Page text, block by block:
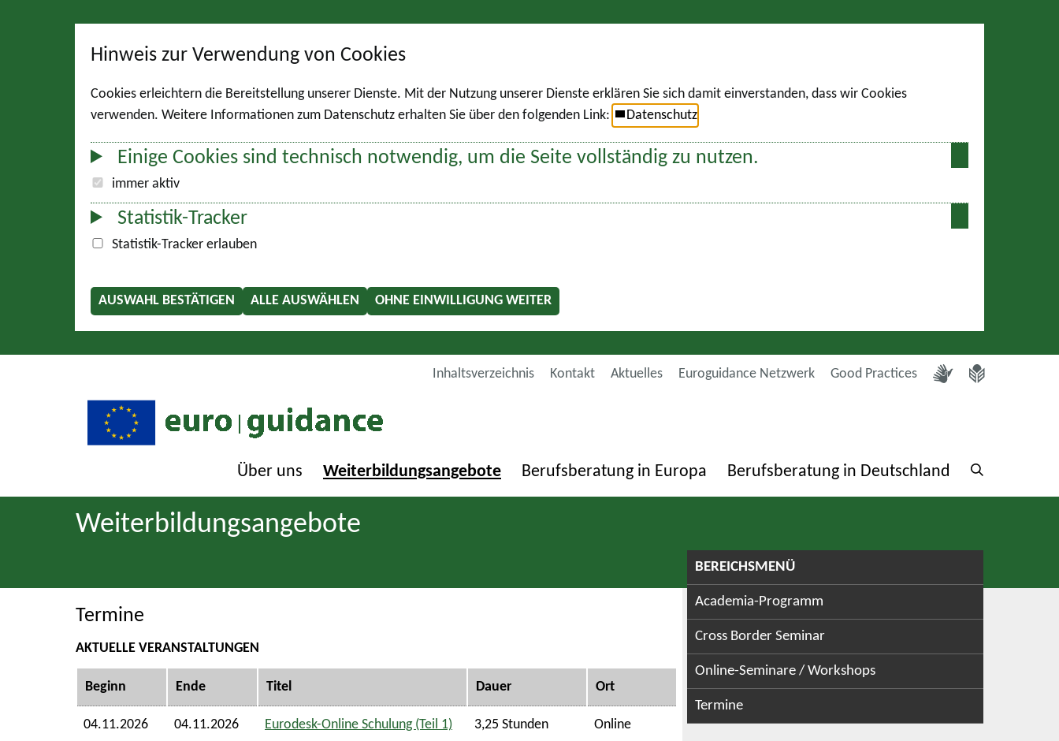
Hinweis zur Verwendung von Cookies
Cookies erleichtern die Bereitstellung unserer Dienste. Mit der Nutzung unserer Dienste erklären Sie sich damit einverstanden, dass wir Cookies
verwenden. Weitere Informationen zum Datenschutz erhalten Sie über den folgenden Link:
Datenschutz
Einige Cookies sind technisch notwendig, um die Seite vollständig zu nutzen.
immer aktiv
Statistik-Tracker
Statistik-Tracker erlauben
AUSWAHL BESTÄTIGEN ALLE AUSWÄHLEN OHNE EINWILLIGUNG WEITER
Inhaltsverzeichnis Kontakt Aktuelles Euroguidance Netzwerk Good Practices
Über uns Weiterbildungsangebote Berufsberatung in Europa Berufsberatung in Deutschland
Weiterbildungsangebote
Termine
AKTUELLE VERANSTALTUNGEN
Beginn Ende Titel Dauer Ort
04.11.2026 04.11.2026 Eurodesk-Online Schulung (Teil 1) 3,25 Stunden Online
BEREICHSMENÜ
Academia-Programm
Cross Border Seminar
Online-Seminare / Workshops
Termine